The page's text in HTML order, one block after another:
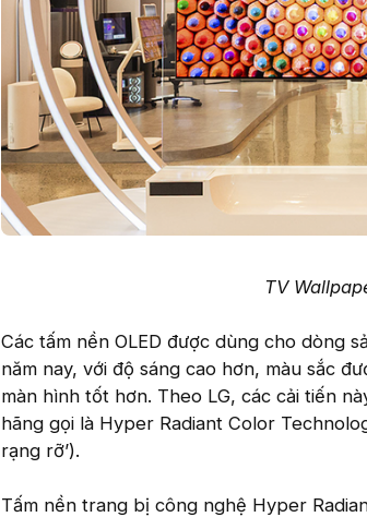
TV
Các tấm nền OLED được dùng cho dòng
năm nay, với độ sáng cao hơn, màu sắc
màn hình tốt hơn. Theo LG, các cải tiến
hãng gọi là Hyper Radiant Color
rạng rỡ’).
Tấm nền trang bị công nghệ Hyper